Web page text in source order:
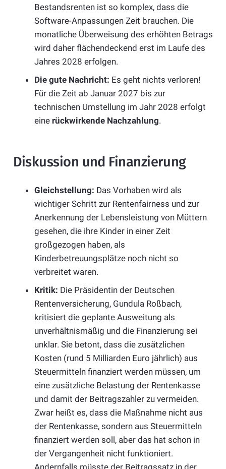
Bestandsrenten ist so komplex, dass die
Software-Anpassungen Zeit brauchen. Die
monatliche Überweisung des erhöhten Betrags
wird daher flächendeckend erst im Laufe des
Jahres 2028 erfolgen.
Die gute Nachricht: Es geht nichts verloren!
Für die Zeit ab Januar 2027 bis zur
technischen Umstellung im Jahr 2028 erfolgt
eine rückwirkende Nachzahlung.
Diskussion und Finanzierung
Gleichstellung: Das Vorhaben wird als
wichtiger Schritt zur Rentenfairness und zur
Anerkennung der Lebensleistung von Müttern
gesehen, die ihre Kinder in einer Zeit
großgezogen haben, als
Kinderbetreuungsplätze noch nicht so
verbreitet waren.
Kritik: Die Präsidentin der Deutschen
Rentenversicherung, Gundula Roßbach,
kritisiert die geplante Ausweitung als
unverhältnismäßig und die Finanzierung sei
unklar. Sie betont, dass die zusätzlichen
Kosten (rund 5 Milliarden Euro jährlich) aus
Steuermitteln finanziert werden müssen, um
eine zusätzliche Belastung der Rentenkasse
und damit der Beitragszahler zu vermeiden.
Zwar heißt es, dass die Maßnahme nicht aus
der Rentenkasse, sondern aus Steuermitteln
finanziert werden soll, aber das hat schon in
der Vergangenheit nicht funktioniert.
Andernfalls müsste der Beitragssatz in der